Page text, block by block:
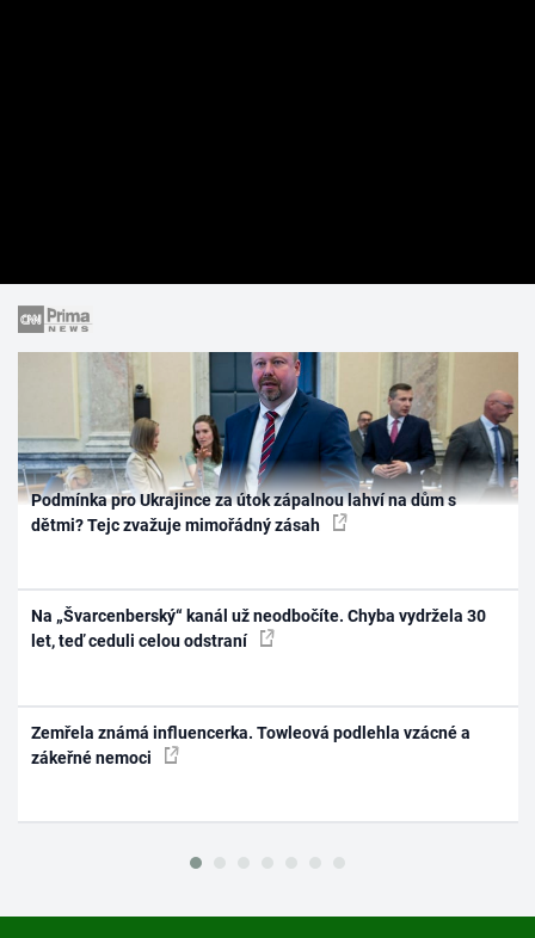
Podmínka pro Ukrajince za útok zápalnou lahví na dům s
dětmi? Tejc zvažuje mimořádný zásah
Na „Švarcenberský“ kanál už neodbočíte. Chyba vydržela 30
let, teď ceduli celou odstraní
Zemřela známá influencerka. Towleová podlehla vzácné a
zákeřné nemoci